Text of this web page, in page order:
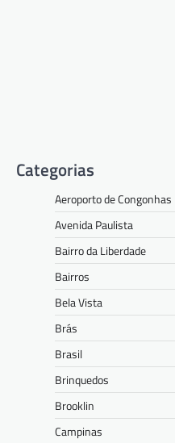
Categorias
Aeroporto de Congonhas
Avenida Paulista
Bairro da Liberdade
Bairros
Bela Vista
Brás
Brasil
Brinquedos
Brooklin
Campinas